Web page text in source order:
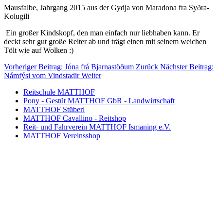
Mausfalbe, Jahrgang 2015 aus der Gydja von Maradona fra Syðra-
Kolugili
Ein großer Kindskopf, den man einfach nur liebhaben kann. Er
deckt sehr gut große Reiter ab und trägt einen mit seinem weichen
Tölt wie auf Wolken :)
Vorheriger Beitrag: Jóna frá Bjarnastöðum Zurück Nächster Beitrag:
Námfýsi vom VindstadirWeiter
Reitschule MATTHOF
Pony - Gestüt MATTHOF GbR - Landwirtschaft
MATTHOF Stüberl
MATTHOF Cavallino - Reitshop
Reit- und Fahrverein MATTHOF Ismaning e.V.
MATTHOF Vereinsshop